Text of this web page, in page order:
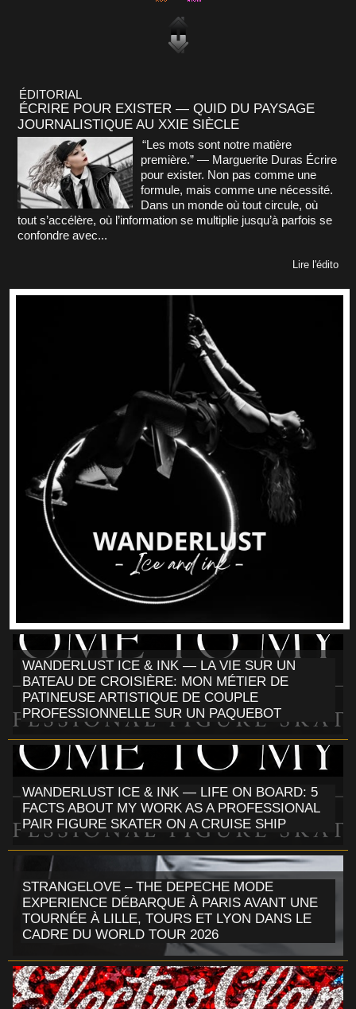
ÉDITORIAL
ÉCRIRE POUR EXISTER — QUID DU PAYSAGE
JOURNALISTIQUE AU XXIE SIÈCLE
“Les mots sont notre matière
première.” — Marguerite Duras Écrire
pour exister. Non pas comme une
formule, mais comme une nécessité.
Dans un monde où tout circule, où
tout s’accélère, où l’information se multiplie jusqu’à parfois se
confondre avec...
Lire l'édito
WANDERLUST ICE & INK — LA VIE SUR UN
BATEAU DE CROISIÈRE: MON MÉTIER DE
PATINEUSE ARTISTIQUE DE COUPLE
PROFESSIONNELLE SUR UN PAQUEBOT
WANDERLUST ICE & INK — LIFE ON BOARD: 5
FACTS ABOUT MY WORK AS A PROFESSIONAL
PAIR FIGURE SKATER ON A CRUISE SHIP
STRANGELOVE – THE DEPECHE MODE
EXPERIENCE DÉBARQUE À PARIS AVANT UNE
TOURNÉE À LILLE, TOURS ET LYON DANS LE
CADRE DU WORLD TOUR 2026